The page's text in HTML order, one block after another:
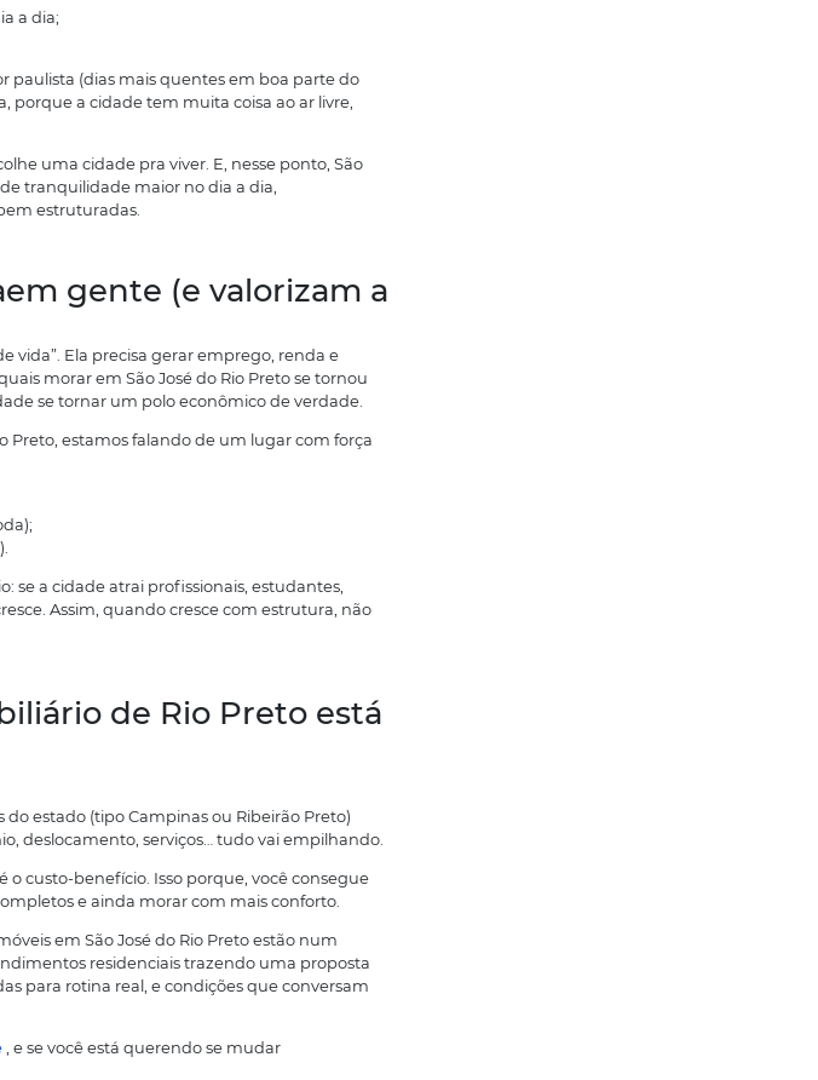
e até rotas mais longas. E ainda tem o aeroporto local, que deixa
do que depender de cidades distantes. Desse modo, a cidade
E isso vale tanto para quem mora quanto para quem investe.
do Rio Preto é contar com o
que facilita a vida
fala “quero morar bem”, no fundo, está falando de uma rotina
perdido, menos estresse, mais acesso a coisas básicas (e boas)
essas vantagens de cidade que funciona. Você percebe
viram parte do dia a dia;
de resolver.
do interior paulista (dias mais quentes em boa parte do
no estilo de vida, porque a cidade tem muita coisa ao ar livre,
vivendo.
de quem escolhe uma cidade pra viver. E, nesse ponto, São
uma sensação de tranquilidade maior no dia a dia,
e regiões bem estruturadas.
que atraem gente (e valorizam a
com “qualidade de vida”. Ela precisa gerar emprego, renda e
motivos pelos quais morar em São José do Rio Preto se tornou
anos é a cidade se tornar um polo econômico de verdade.
de São José do Rio Preto, estamos falando de um lugar com força